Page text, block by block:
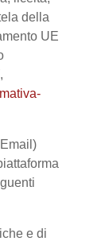
della
UE
,
e di